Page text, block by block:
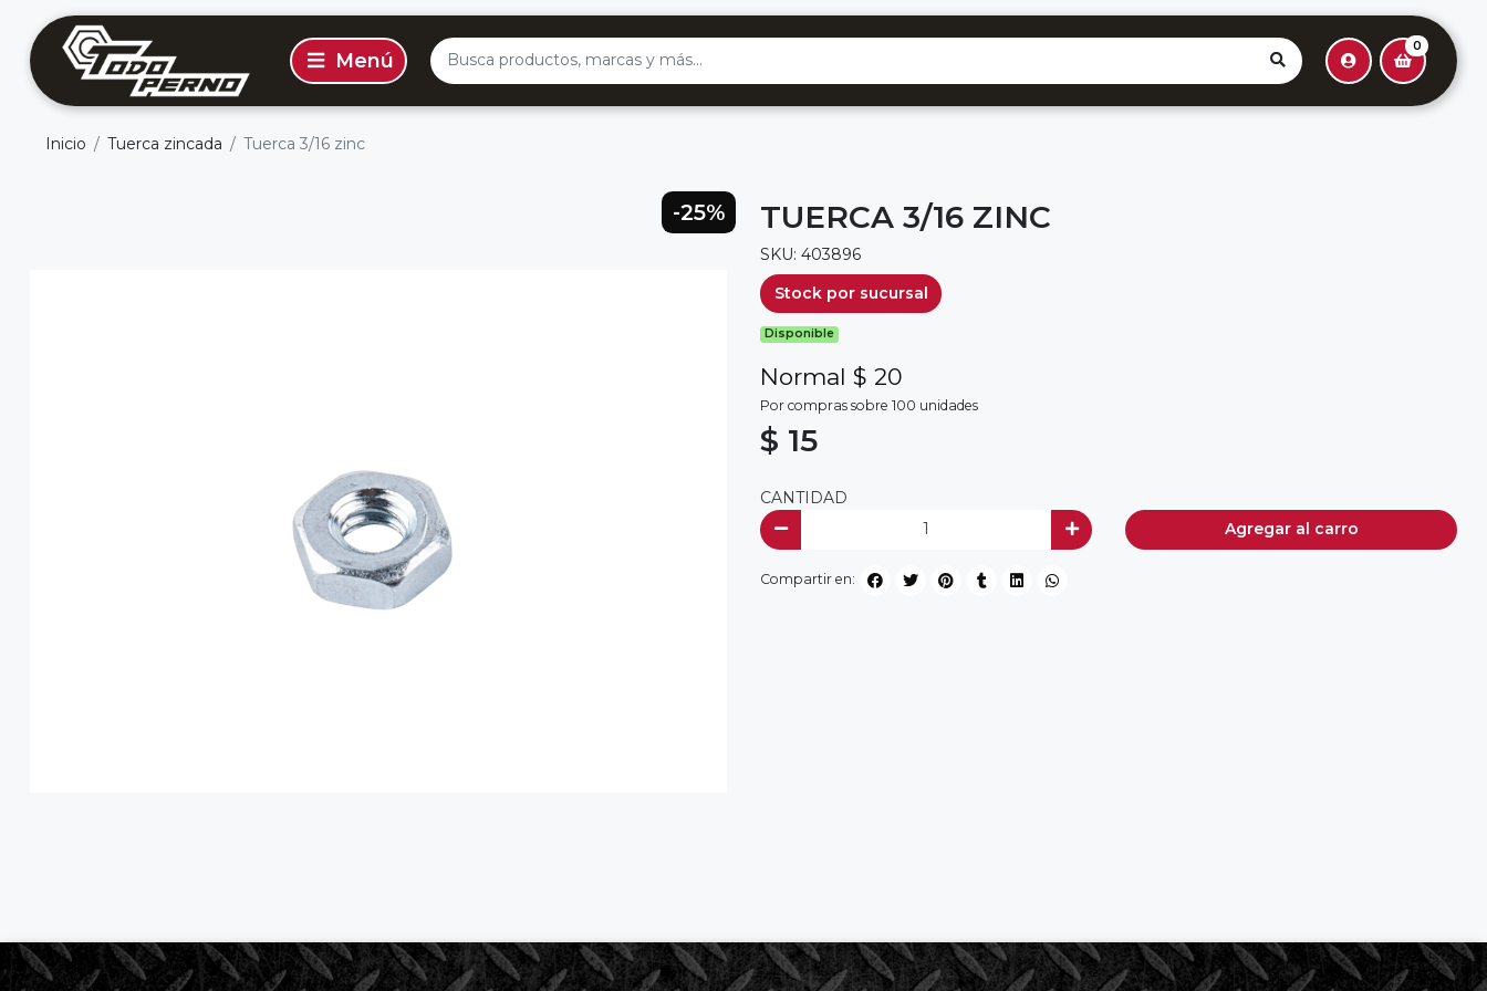
0
Inicio Tuerca zincada Tuerca 3/16 zinc
-25% TUERCA 3/16 ZINC
SKU: 403896
Stock por sucursal
Disponible
Normal $ 20
Por compras sobre 100 unidades
$ 15
CANTIDAD
Agregar al carro
Compartir en: